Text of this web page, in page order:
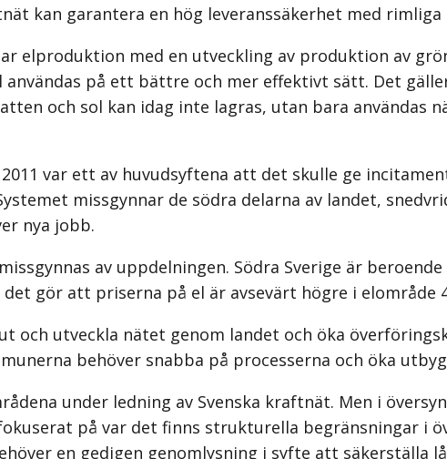
kan garantera en hög leveranssäkerhet med
elproduktion med en utveckling av produktion av
användas på ett bättre och mer effektivt sätt. Det
och sol kan idag inte lagras, utan bara
var ett av huvudsyftena att det skulle ge
missgynnar de södra delarna av landet,
nya jobb.
av uppdelningen. Södra Sverige är
det gör att priserna på el är avsevärt högre i
och utveckla nätet genom landet och öka
behöver snabba på processerna och öka
under ledning av Svenska kraftnät. Men i
på var det finns strukturella begränsningar i
en gedigen genomlysning i syfte att säkerställa